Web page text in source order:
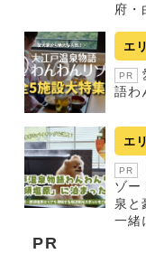
府・
エ
PR
語わ
エ
PR
ゾー
泉と
一緒
PR